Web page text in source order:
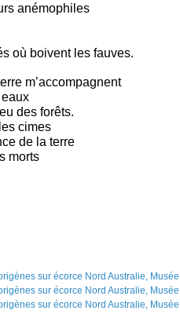
anémophiles
où boivent les fauves.
m’accompagnent
des forêts.
cimes
de la terre
morts